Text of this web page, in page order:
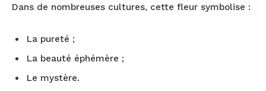
Dans de nombreuses cultures, cette fleur symbolise :
La pureté ;
La beauté éphémère ;
Le mystère.